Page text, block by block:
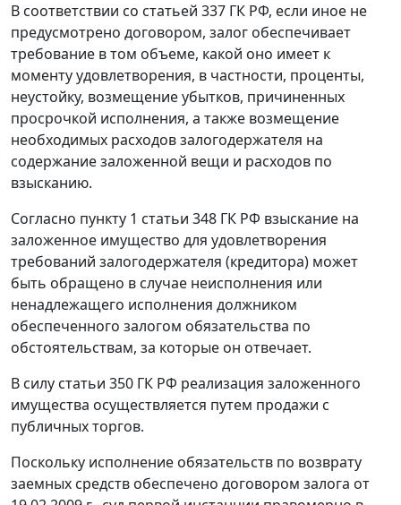
В соответствии со статьей 337 ГК РФ, если иное не
предусмотрено договором, залог обеспечивает
требование в том объеме, какой оно имеет к
моменту удовлетворения, в частности, проценты,
неустойку, возмещение убытков, причиненных
просрочкой исполнения, а также возмещение
необходимых расходов залогодержателя на
содержание заложенной вещи и расходов по
взысканию.
Согласно пункту 1 статьи 348 ГК РФ взыскание на
заложенное имущество для удовлетворения
требований залогодержателя (кредитора) может
быть обращено в случае неисполнения или
ненадлежащего исполнения должником
обеспеченного залогом обязательства по
обстоятельствам, за которые он отвечает.
В силу статьи 350 ГК РФ реализация заложенного
имущества осуществляется путем продажи с
публичных торгов.
Поскольку исполнение обязательств по возврату
заемных средств обеспечено договором залога от